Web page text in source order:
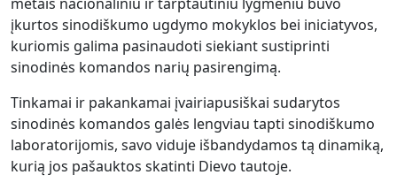
įkurtos sinodiškumo ugdymo mokyklos bei iniciatyvos,
kuriomis galima pasinaudoti siekiant sustiprinti
sinodinės komandos narių pasirengimą.
Tinkamai ir pakankamai įvairiapusiškai sudarytos
sinodinės komandos galės lengviau tapti sinodiškumo
laboratorijomis, savo viduje išbandydamos tą dinamiką,
kurią jos pašauktos skatinti Dievo tautoje.